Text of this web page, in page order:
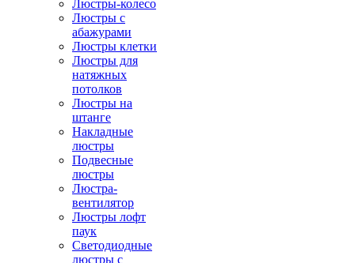
Люстры-колесо
Люстры с
абажурами
Люстры клетки
Люстры для
натяжных
потолков
Люстры на
штанге
Накладные
люстры
Подвесные
люстры
Люстра-
вентилятор
Люстры лофт
паук
Светодиодные
люстры с